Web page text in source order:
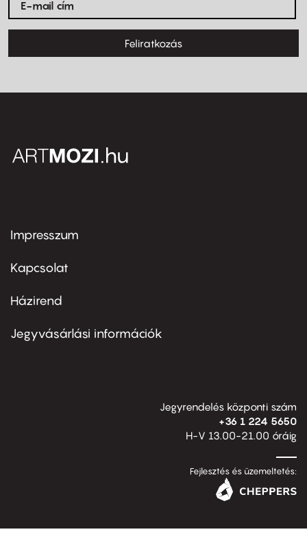
Feliratkozás
Footer
first
Impresszum
Kapcsolat
Footer
second
Házirend
Jegyvásárlási információk
Jegyrendelés központi szám
+36 1 224 5650
H-V 13.00-21.00 óráig
Fejlesztés és üzemeltetés: